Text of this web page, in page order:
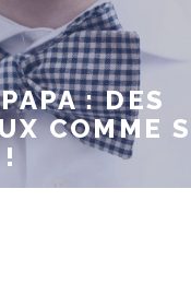
: DES
COMME